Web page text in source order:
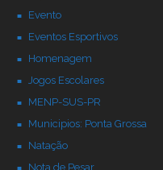
Evento
Eventos Esportivos
Homenagem
Jogos Escolares
MENP-SUS-PR
Municipios: Ponta Grossa
Natação
Nota de Pesar